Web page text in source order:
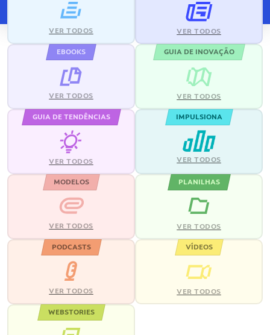
VER TODOS VER TODOS
EBOOKS
VER TODOS
GUIA DE INOVAÇÃO
VER TODOS
GUIA DE TENDÊNCIAS
VER TODOS
IMPULSIONA
VER TODOS
MODELOS
VER TODOS
PLANILHAS
VER TODOS
PODCASTS
VER TODOS
VÍDEOS
VER TODOS
WEBSTORIES